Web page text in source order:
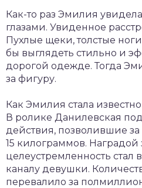
Как-то раз Эмилия
глазами. Увиденное
Пухлые щеки, толстые
бы выглядеть стильно и
дорогой одежде. Тогда
за фигуру.
Как Эмилия стала
В ролике Данилевская
действия, позволившие
15 килограммов. Наградой
целеустремленность стал
каналу девушки.
перевалило за